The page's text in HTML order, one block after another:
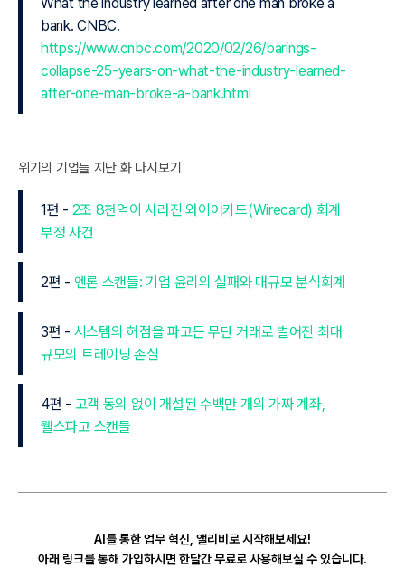
bank. CNBC.
https://www.cnbc.com/2020/02/26/barings-
collapse-25-years-on-what-the-industry-learned-
after-one-man-broke-a-bank.html
위기의 기업들 지난 화 다시보기
1편 - 2조 8천억이 사라진 와이어카드(Wirecard) 회계
부정 사건
2편 - 엔론 스캔들: 기업 윤리의 실패와 대규모 분식회계
3편 - 시스템의 허점을 파고든 무단 거래로 벌어진 최대
규모의 트레이딩 손실
4편 - 고객 동의 없이 개설된 수백만 개의 가짜 계좌,
웰스파고 스캔들
AI를 통한 업무 혁신, 앨리비로 시작해보세요!
아래 링크를 통해 가입하시면 한달간 무료로 사용해보실 수 있습니다.